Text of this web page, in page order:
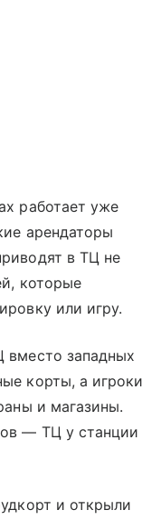
работает уже
арендаторы
в ТЦ не
которые
или игру.
вместо западных
корты, а игроки
и магазины.
— ТЦ у станции
и открыли